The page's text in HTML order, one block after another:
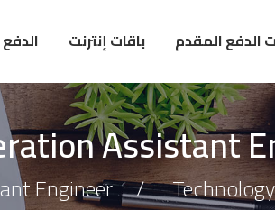
الدفع المقدم باقات إنترنت
Assistant
Technology
Engineer